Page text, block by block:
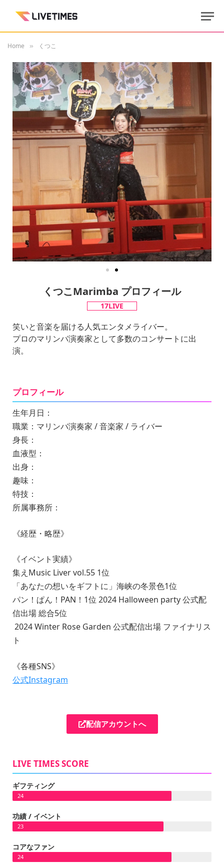
Home » くつこ
くつこMarimba プロフィール
17LIVE
笑いと音楽を届ける人気エンタメライバー。
プロのマリンバ演奏家として多数のコンサートに出
演。
プロフィール
生年月日：
職業：マリンバ演奏家 / 音楽家 / ライバー
身長：
血液型：
出身：
趣味：
特技：
所属事務所：
《経歴・略歴》
《イベント実績》
集えMusic Liver vol.55 1位
「あなたの想いをギフトに」海峡の冬景色1位
パン！ぱん！PAN！1位 2024 Halloween party 公式配
信出場 総合5位
2024 Winter Rose Garden 公式配信出場 ファイナリス
ト
《各種SNS》
公式Instagram
配信アカウントへ
LIVE TIMES SCORE
ギフティング
24
功績 / イベント
23
コアなファン
24